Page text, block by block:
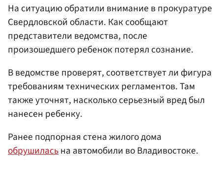
На ситуацию обратили внимание в прокуратуре
Свердловской области. Как сообщают
представители ведомства, после
произошедшего ребенок потерял сознание.
В ведомстве проверят, соответствует ли фигура
требованиям технических регламентов. Там
также уточнят, насколько серьезный вред был
нанесен ребенку.
Ранее подпорная стена жилого дома
обрушиласьна автомобили во Владивостоке.